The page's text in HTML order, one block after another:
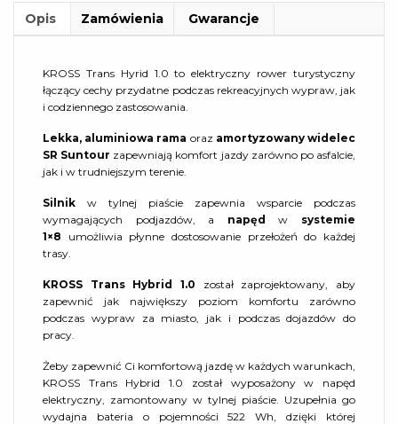
Opis Zamówienia Gwarancje
KROSS Trans Hyrid 1.0 to elektryczny rower turystyczny
łączący cechy przydatne podczas rekreacyjnych wypraw, jak
i codziennego zastosowania.
Lekka, aluminiowa rama oraz amortyzowany widelec
SR Suntour zapewniają komfort jazdy zarówno po asfalcie,
jak i w trudniejszym terenie.
Silnik w tylnej piaście zapewnia wsparcie podczas
wymagających podjazdów, a napęd w systemie
1×8 umożliwia płynne dostosowanie przełożeń do każdej
trasy.
KROSS Trans Hybrid 1.0 został zaprojektowany, aby
zapewnić jak największy poziom komfortu zarówno
podczas wypraw za miasto, jak i podczas dojazdów do
pracy.
Żeby zapewnić Ci komfortową jazdę w każdych warunkach,
KROSS Trans Hybrid 1.0 został wyposażony w napęd
elektryczny, zamontowany w tylnej piaście. Uzupełnia go
wydajna bateria o pojemności 522 Wh, dzięki której